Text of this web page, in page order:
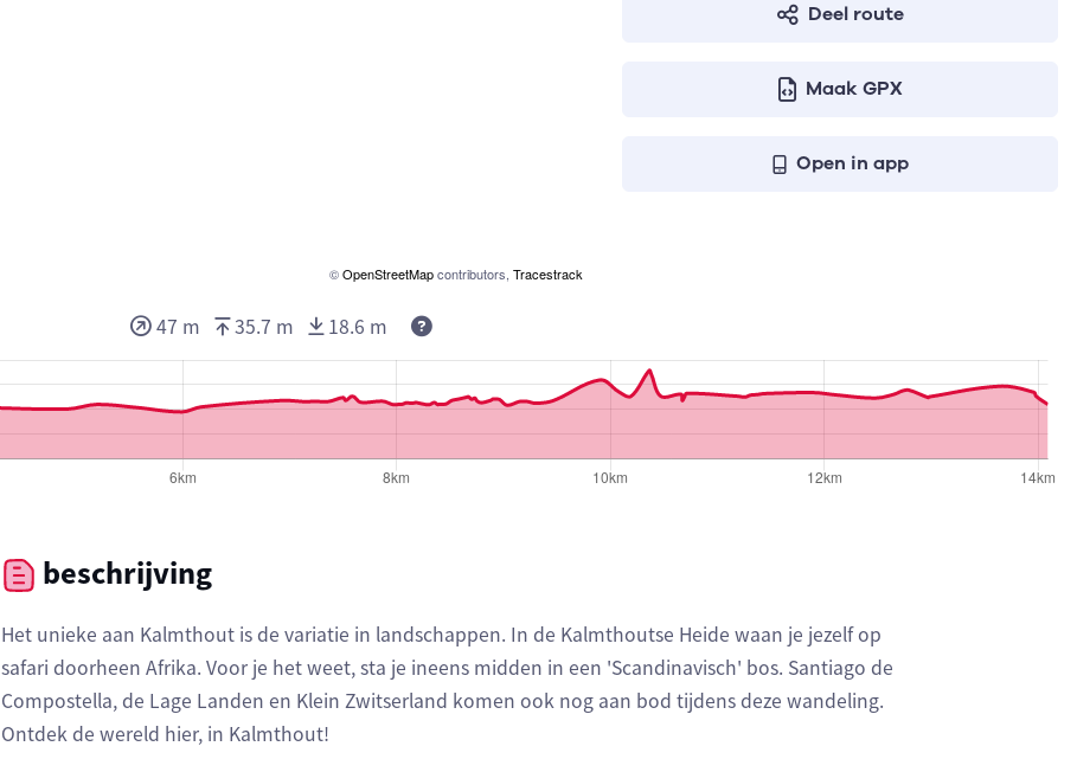
©OpenStreetMapcontributors, Tracestrack
Deel route
Maak GPX
Open in app
47 m 35.7 m 18.6 m
beschrijving
Het unieke aan Kalmthout is de variatie in landschappen. In de Kalmthoutse Heide waan je jezelf op
safari doorheen Afrika. Voor je het weet, sta je ineens midden in een 'Scandinavisch' bos. Santiago de
Compostella, de Lage Landen en Klein Zwitserland komen ook nog aan bod tijdens deze wandeling.
Ontdek de wereld hier, in Kalmthout!